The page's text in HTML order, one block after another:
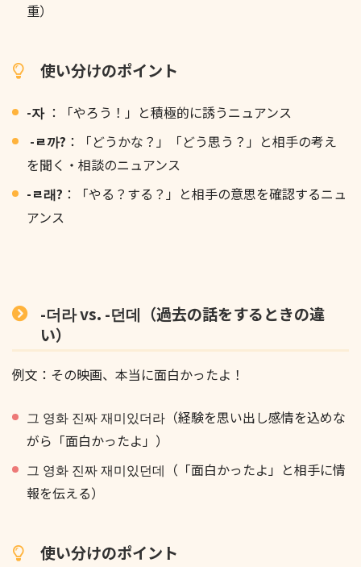
重）
使い分けのポイント
-자：「やろう！」と積極的に誘うニュアンス
-ㄹ까? ：「どうかな？」「どう思う？」と相手の考え
を聞く・相談のニュアンス
-ㄹ래? ：「やる？する？」と相手の意思を確認するニュ
アンス
-더라 vs. -던데（過去の話をするときの違
い）
例文：その映画、本当に面白かったよ！
그 영화 진짜 재미있더라（経験を思い出し感情を込めな
がら「面白かったよ」）
그 영화 진짜 재미있던데（「面白かったよ」と相手に情
報を伝える）
使い分けのポイント